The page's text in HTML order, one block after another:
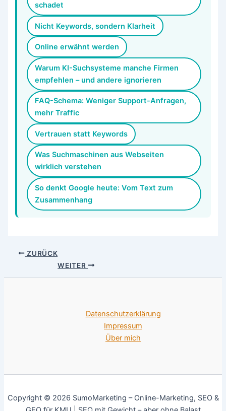
schadet
Nicht Keywords, sondern Klarheit
Online erwähnt werden
Warum KI-Suchsysteme manche Firmen
empfehlen – und andere ignorieren
FAQ-Schema: Weniger Support-Anfragen,
mehr Traffic
Vertrauen statt Keywords
Was Suchmaschinen aus Webseiten
wirklich verstehen
So denkt Google heute: Vom Text zum
Zusammenhang
ZURÜCK
WEITER
Datenschutzerklärung
Impressum
Über mich
Copyright © 2026 SumoMarketing – Online-Marketing, SEO &